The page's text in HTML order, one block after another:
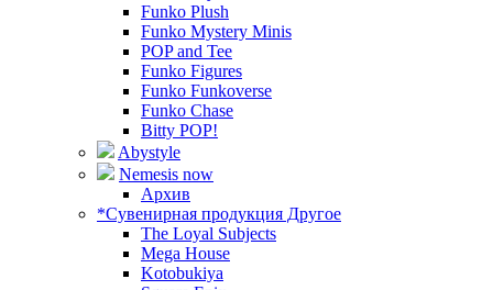
Funko Plush
Funko Mystery Minis
POP and Tee
Funko Figures
Funko Funkoverse
Funko Chase
Bitty POP!
Abystyle
Nemesis now
Архив
*Сувенирная продукция Другое
The Loyal Subjects
Mega House
Kotobukiya